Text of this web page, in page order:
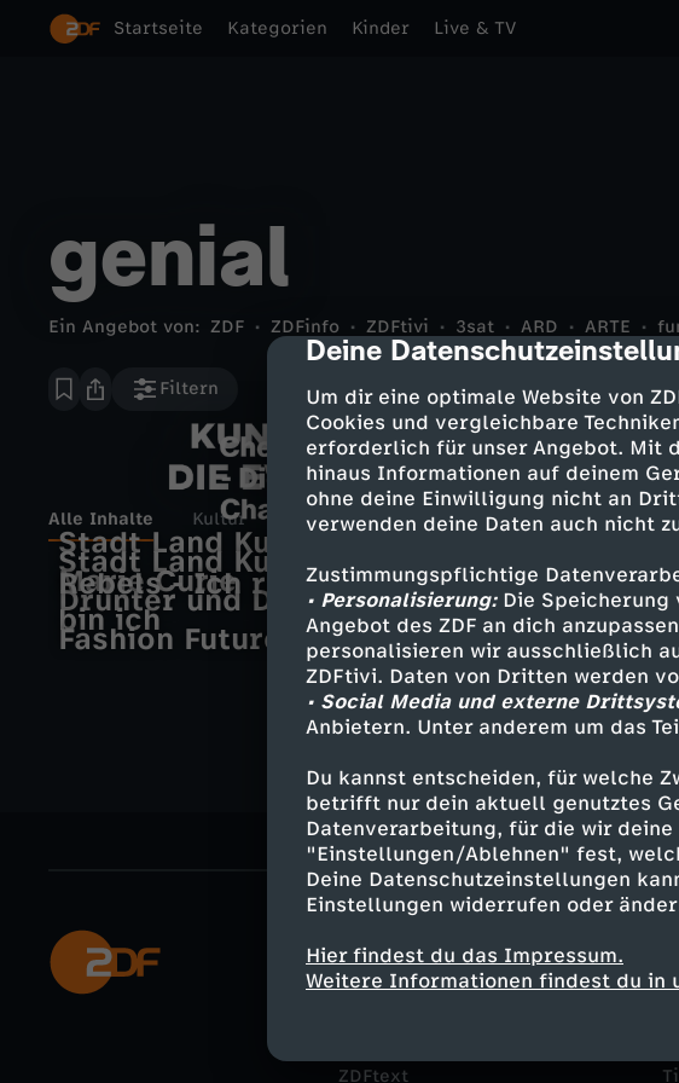
cmp-dialog-description
Deine
Um dir eine optimale Website von
Cookies und vergleichbare
erforderlich für unser Angebot. Mit
hinaus Informationen auf deinem
ohne deine Einwilligung nicht an
verwenden deine Daten auch nicht
Zustimmungspflichtige
• Personalisierung:Die Speicherung
Angebot des ZDF an dich
personalisieren wir ausschließlich
ZDFtivi. Daten von Dritten werden
• Social Media und externe
Anbietern. Unter anderem um das
Du kannst entscheiden, für welche
betrifft nur dein aktuell genutztes
Datenverarbeitung, für die wir
"Einstellungen/Ablehnen" fest,
Deine Datenschutzeinstellungen
Einstellungen widerrufen oder
Hier findest du das Impressum.
Weitere Informationen findest du in
Startseite Kategorien Kinder Live & TV
genial
Ein Angebot von: ZDF ZDFinfo ZDFtivi 3sat ARD ARTE
Filtern
Alle Inhalte Kultur Action Gesellschaft Unterhaltung
K
u
n
r
e
c
k
t
C
h
i
Stadt Land Kunst
BR
Stadt Land Kunst 2026
Marie Curie Unser
Drunter und Drüber
Rebels - Ich rebelliere, also
bin ich
Letzte
Fashion Future Berlin
Mehr ZDF
ZDF-Apps
ZDFtext